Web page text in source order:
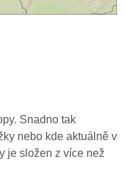
Snadno tak
nebo kde aktuálně v
je složen z více než